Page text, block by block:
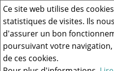
Ce site web utilise des
statistiques de visites. Ils
d'assurer un bon
poursuivant votre
de ces cookies.
Vous rencontrez un problème
contacter .